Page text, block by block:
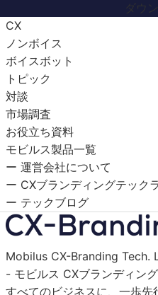
ダウ
CX
ノンボイス
ボイスボット
トピック
対談
市場調査
お役立ち資料
モビルス製品一覧
ー 運営会社について
ー CXブランディングテック
ー テックブログ
Mobilus CX-Branding Tech.
- モビルス CXブランディン
すべてのビジネスに、一歩先